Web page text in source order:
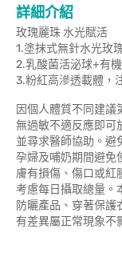
詳細介紹
玫瑰麗珠 水光賦活
1.塗抹式無針水光玫
2.乳酸菌活泌球+有
3.粉紅高滲透載體，
因個人體質不同建議
無過敏不適反應即可
並尋求醫師協助。避
孕婦及哺奶期間避免
膚有損傷、傷口或紅
考慮每日攝取總量。
防曬產品、穿著保護
有差異屬正常現象不